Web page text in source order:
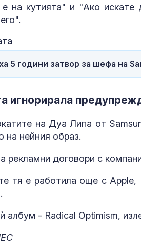
на кутията" и "Ако
5 години затвор за шефа на
игнорирала
на Дуа Липа от
на нейния образ.
рекламни договори с
тя е работила още с Apple,
албум - Radical Optimism,